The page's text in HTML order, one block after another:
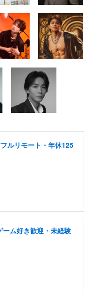
ルリモート・年休125
ム好き歓迎・未経験